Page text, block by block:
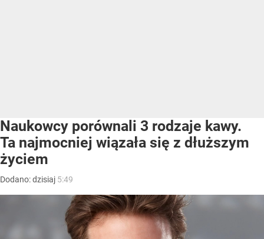
Naukowcy porównali 3 rodzaje kawy.
Ta najmocniej wiązała się z dłuższym
życiem
Dodano:dzisiaj 5:49